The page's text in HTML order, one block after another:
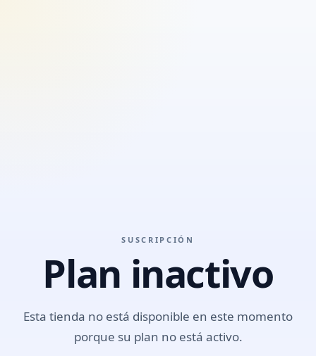
SUSCRIPCIÓN
Plan inactivo
Esta tienda no está disponible en este momento
porque su plan no está activo.